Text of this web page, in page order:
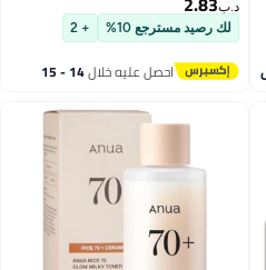
د.ب‏
لك رصيد مسترجع 10% + 2
احصل عليه خلال 14 - 15